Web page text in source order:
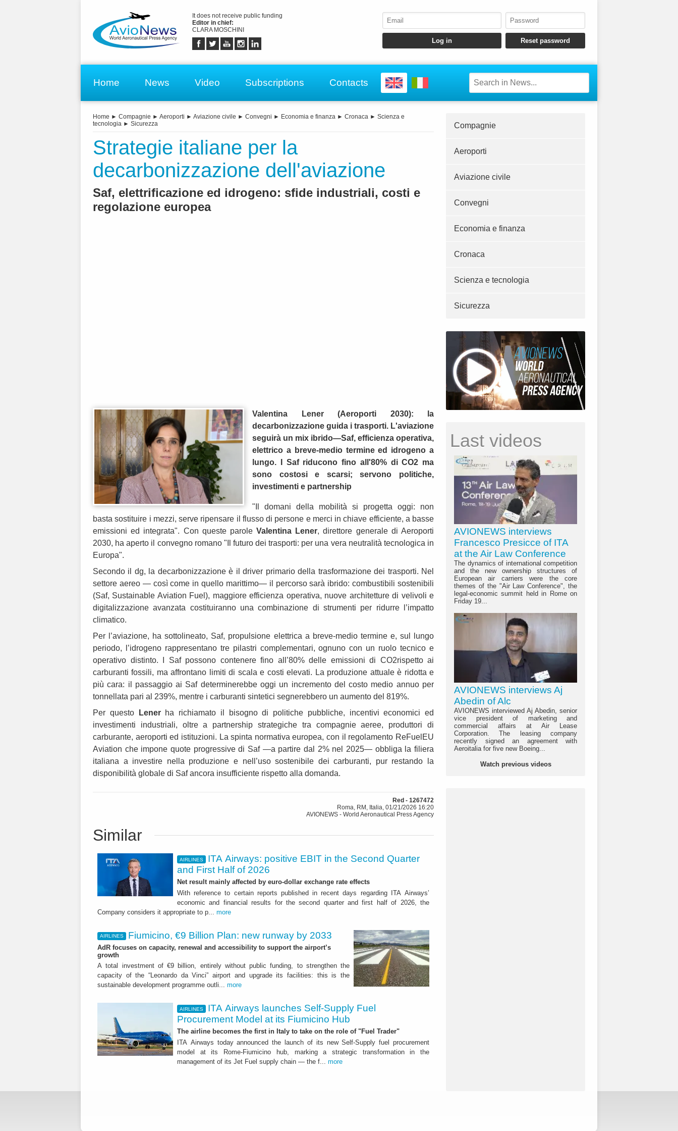
It does not receive public funding
Editor in chief:
CLARA MOSCHINI
Home News Video Subscriptions Contacts
Home ► Compagnie ► Aeroporti ► Aviazione civile ► Convegni ► Economia e finanza ► Cronaca ► Scienza e
tecnologia ► Sicurezza
Strategie italiane per la
decarbonizzazione dell'aviazione
Saf, elettrificazione ed idrogeno: sfide industriali, costi e
regolazione europea
Valentina Lener (Aeroporti 2030): la
decarbonizzazione guida i trasporti. L'aviazione
seguirà un mix ibrido—Saf, efficienza operativa,
elettrico a breve-medio termine ed idrogeno a
lungo. I Saf riducono fino all'80% di CO2 ma
sono costosi e scarsi; servono politiche,
investimenti e partnership
"Il domani della mobilità si progetta oggi: non
basta sostituire i mezzi, serve ripensare il flusso di persone e merci in chiave efficiente, a basse
emissioni ed integrata". Con queste paroleValentina Lener, direttore generale di Aeroporti
2030, ha aperto il convegno romano "Il futuro dei trasporti: per una vera neutralità tecnologica in
Europa".
Secondo il dg, la decarbonizzazione è il driver primario della trasformazione dei trasporti. Nel
settore aereo — così come in quello marittimo— il percorso sarà ibrido: combustibili sostenibili
(Saf, Sustainable Aviation Fuel), maggiore efficienza operativa, nuove architetture di velivoli e
digitalizzazione avanzata costituiranno una combinazione di strumenti per ridurre l’impatto
climatico.
Per l’aviazione, ha sottolineato, Saf, propulsione elettrica a breve-medio termine e, sul lungo
periodo, l’idrogeno rappresentano tre pilastri complementari, ognuno con un ruolo tecnico e
operativo distinto. I Saf possono contenere fino all’80% delle emissioni di CO2rispetto ai
carburanti fossili, ma affrontano limiti di scala e costi elevati. La produzione attuale è ridotta e
più cara: il passaggio ai Saf determinerebbe oggi un incremento del costo medio annuo per
tonnellata pari al 239%, mentre i carburanti sintetici segnerebbero un aumento del 819%.
Per questo
Lenerha richiamato il bisogno di politiche pubbliche, incentivi economici ed
investimenti industriali, oltre a partnership strategiche tra compagnie aeree, produttori di
carburante, aeroporti ed istituzioni. La spinta normativa europea, con il regolamento ReFuelEU
Aviation che impone quote progressive di Saf —a partire dal 2% nel 2025— obbliga la filiera
italiana a investire nella produzione e nell’uso sostenibile dei carburanti, pur restando la
disponibilità globale di Saf ancora insufficiente rispetto alla domanda.
Red - 1267472
Roma, RM, Italia, 01/21/2026 16:20
AVIONEWS - World Aeronautical Press Agency
Similar
AIRLINES
ITA Airways: positive EBIT in the Second Quarter
and First Half of 2026
Net result mainly affected by euro-dollar exchange rate effects
With reference to certain reports published in recent days regarding ITA Airways’
economic and financial results for the second quarter and first half of 2026, the
Company considers it appropriate to p... more
AIRLINES Fiumicino, €9 Billion Plan: new runway by 2033
AdR focuses on capacity, renewal and accessibility to support the airport’s
growth
A total investment of €9 billion, entirely without public funding, to strengthen the
capacity of the “Leonardo da Vinci” airport and upgrade its facilities: this is the
sustainable development programme outli... more
AIRLINES
ITA Airways launches Self-Supply Fuel
Procurement Model at its Fiumicino Hub
The airline becomes the first in Italy to take on the role of "Fuel Trader"
ITA Airways today announced the launch of its new Self-Supply fuel procurement
model at its Rome-Fiumicino hub, marking a strategic transformation in the
management of its Jet Fuel supply chain — the f... more
Compagnie
Aeroporti
Aviazione civile
Convegni
Economia e finanza
Cronaca
Scienza e tecnologia
Sicurezza
Last videos
AVIONEWS interviews
Francesco Presicce of ITA
at the Air Law Conference
The dynamics of international competition
and the new ownership structures of
European air carriers were the core
themes of the "Air Law Conference", the
legal-economic summit held in Rome on
Friday 19...
AVIONEWS interviews Aj
Abedin of Alc
AVIONEWS interviewed Aj Abedin, senior
vice president of marketing and
commercial affairs at Air Lease
Corporation. The leasing company
recently signed an agreement with
Aeroitalia for five new Boeing...
Watch previous videos